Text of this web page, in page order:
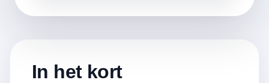
In het kort